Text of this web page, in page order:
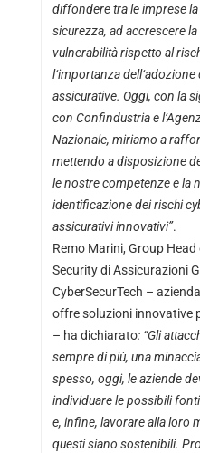
diffondere tra le imprese
sicurezza, ad accrescere
vulnerabilità rispetto al
l‘importanza dell‘adozione
assicurative. Oggi, con la
con Confindustria e l‘
Nazionale, miriamo a
mettendo a disposizione
le nostre competenze e la
identificazione dei rischi
assicurativi innovativi”.
Remo Marini, Group
Security di Assicurazioni
CyberSecurTech –
offre soluzioni innovative
– ha dichiarato: “Gli
sempre di più, una
spesso, oggi, le aziende
individuare le possibili
e, infine, lavorare alla loro
questi siano sostenibili.